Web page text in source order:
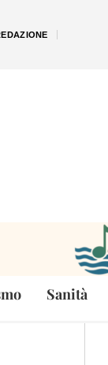
Sanità